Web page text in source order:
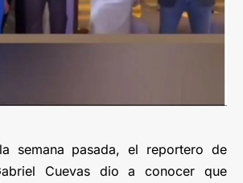
semana pasada, el reportero de
Cuevas dio a conocer que